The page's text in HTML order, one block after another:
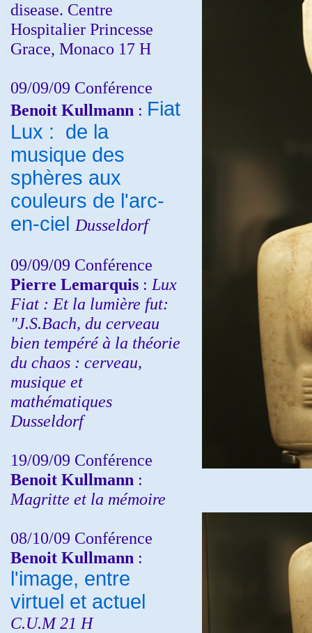
disease. Centre
Hospitalier Princesse
Grace, Monaco 17 H
09/09/09 Conférence
Benoit Kullmann : Fiat
Lux : de la
musique des
sphères aux
couleurs de l'arc-
en-ciel Dusseldorf
09/09/09 Conférence
Pierre Lemarquis : Lux
Fiat : Et la lumière fut:
"J.S.Bach, du cerveau
bien tempéré à la théorie
du chaos : cerveau,
musique et
mathématiques
Dusseldorf
19/09/09 Conférence
Benoit Kullmann :
Magritte et la mémoire
08/10/09 Conférence
Benoit Kullmann :
l'image, entre
virtuel et actuel
C.U.M 21 H